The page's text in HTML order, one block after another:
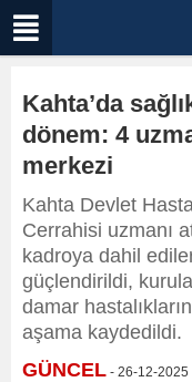
Kahta’da
dönem: 4
merkezi
Kahta Devlet
Cerrahisi uzmanı
kadroya dahil
güçlendirildi,
damar
aşama kaydedildi.
GÜNCEL - 26-12-2025